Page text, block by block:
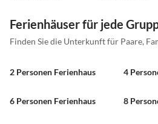
Ferienhäuser für jede
Finden Sie die Unterkunft für Paare,
2 Personen Ferienhaus 4
6 Personen Ferienhaus 8